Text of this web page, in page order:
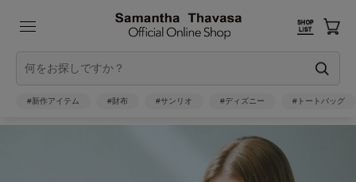
#新作アイテム #財布 #サンリオ #ディズニー #トートバッグ